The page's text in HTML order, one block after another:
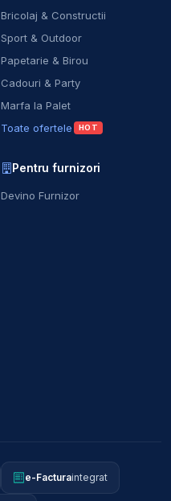
Bricolaj & Constructii
Sport & Outdoor
Papetarie & Birou
Cadouri & Party
Marfa la Palet
Toate ofertele
HOT
Pentru furnizori
Devino Furnizor
e-Facturaintegrat